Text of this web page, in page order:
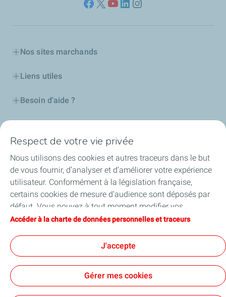
Nos sites marchands
Liens utiles
Besoin d'aide ?
Certificats d'économies d'énergie
Nos partenaires
Collaborer avec TotalEnergies
Accessibilité
Conditions Générales d’Utilisation
Respect de votre vie privée
Nous utilisons des cookies et autres traceurs dans le but
de vous fournir, d’analyser et d’améliorer votre expérience
utilisateur. Conformément à la législation française,
certains cookies de mesure d'audience sont déposés par
défaut. Vous pouvez à tout moment modifier vos
paramètres de cookies en cliquant sur le bouton « Gérer
vous acceptez le dépôt de l’ensemble des cookies. Dans le
cas où vous cliquez sur « Je refuse », seuls les cookies
techniques nécessaires au bon fonctionnement du site
seront utilisés. Pour plus d’informations, vous pouvez
Accéder à la charte de données personnelles et traceurs
J'accepte
Gérer mes cookies